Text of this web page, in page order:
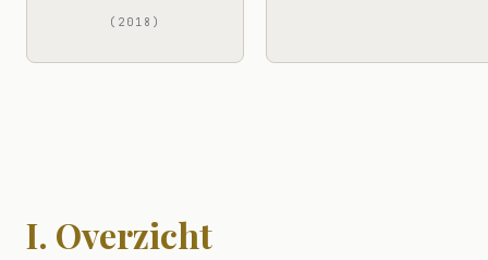
(2018)
I. Overzicht